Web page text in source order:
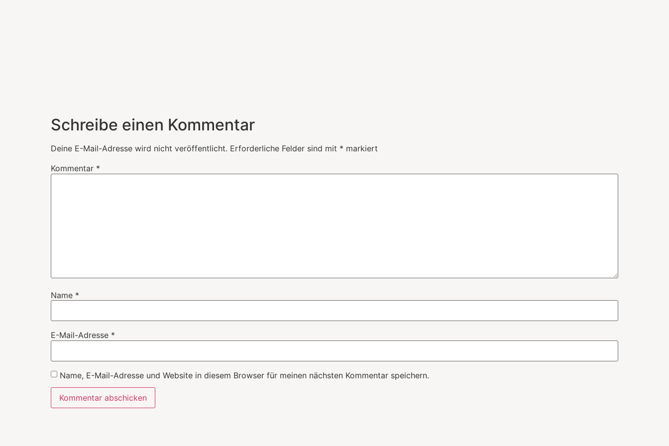
Schreibe einen Kommentar
Deine E-Mail-Adresse wird nicht veröffentlicht. Erforderliche Felder sind mit * markiert
Kommentar *
Name *
E-Mail-Adresse *
Name, E-Mail-Adresse und Website in diesem Browser für meinen nächsten Kommentar speichern.